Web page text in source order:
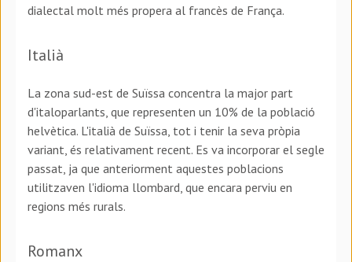
dialectal molt més propera al francès de França.
Italià
La zona sud-est de Suïssa concentra la major part
d'italoparlants, que representen un 10% de la població
helvètica. L'italià de Suïssa, tot i tenir la seva pròpia
variant, és relativament recent. Es va incorporar el segle
passat, ja que anteriorment aquestes poblacions
utilitzaven l'idioma llombard, que encara perviu en
regions més rurals.
Romanx